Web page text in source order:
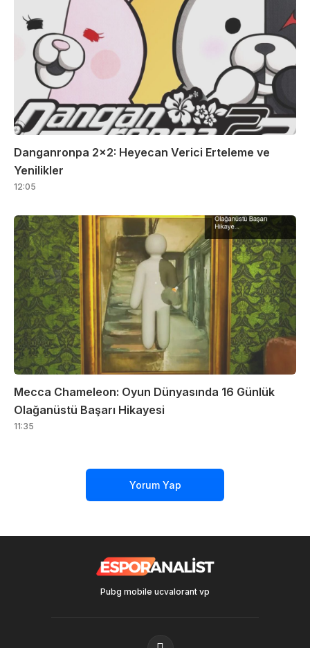
Danganronpa 2×2: Heyecan Verici Erteleme ve
Yenilikler
12:05
Mecca Chameleon: Oyun Dünyasında 16 Günlük
Olağanüstü Başarı Hikayesi
11:35
Yorum Yap
Pubg mobile ucvalorant vp